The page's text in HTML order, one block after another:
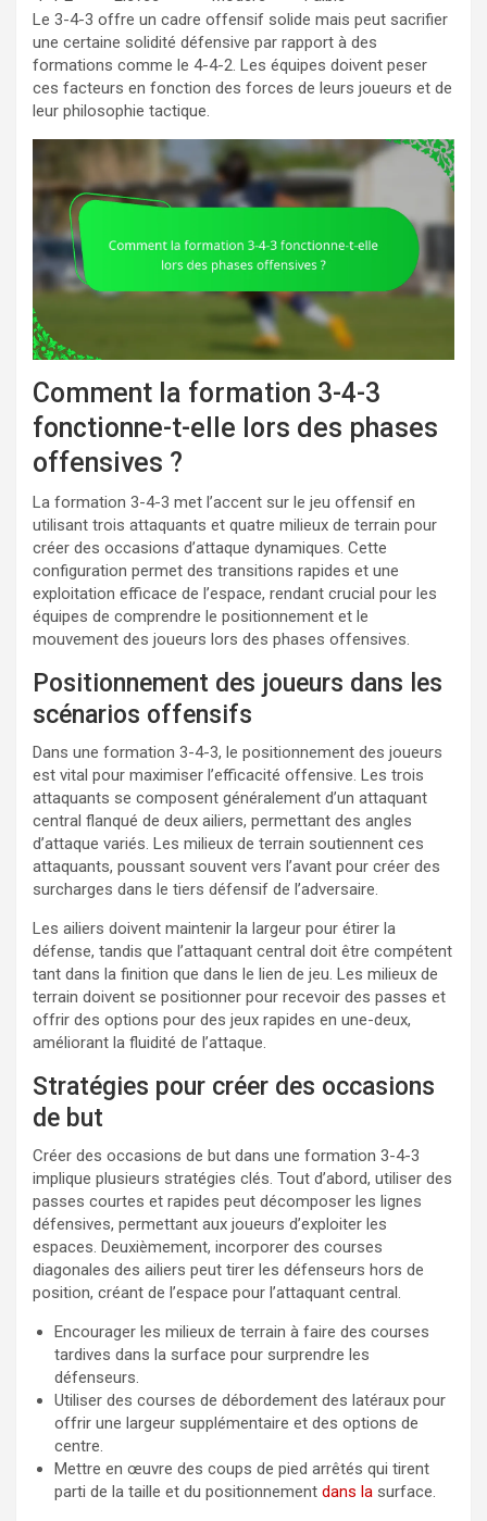
Le 3-4-3 offre un cadre offensif solide mais peut sacrifier
une certaine solidité défensive par rapport à des
formations comme le 4-4-2. Les équipes doivent peser
ces facteurs en fonction des forces de leurs joueurs et de
leur philosophie tactique.
Comment la formation 3-4-3
fonctionne-t-elle lors des phases
offensives ?
La formation 3-4-3 met l’accent sur le jeu offensif en
utilisant trois attaquants et quatre milieux de terrain pour
créer des occasions d’attaque dynamiques. Cette
configuration permet des transitions rapides et une
exploitation efficace de l’espace, rendant crucial pour les
équipes de comprendre le positionnement et le
mouvement des joueurs lors des phases offensives.
Positionnement des joueurs dans les
scénarios offensifs
Dans une formation 3-4-3, le positionnement des joueurs
est vital pour maximiser l’efficacité offensive. Les trois
attaquants se composent généralement d’un attaquant
central flanqué de deux ailiers, permettant des angles
d’attaque variés. Les milieux de terrain soutiennent ces
attaquants, poussant souvent vers l’avant pour créer des
surcharges dans le tiers défensif de l’adversaire.
Les ailiers doivent maintenir la largeur pour étirer la
défense, tandis que l’attaquant central doit être compétent
tant dans la finition que dans le lien de jeu. Les milieux de
terrain doivent se positionner pour recevoir des passes et
offrir des options pour des jeux rapides en une-deux,
améliorant la fluidité de l’attaque.
Stratégies pour créer des occasions
de but
Créer des occasions de but dans une formation 3-4-3
implique plusieurs stratégies clés. Tout d’abord, utiliser des
passes courtes et rapides peut décomposer les lignes
défensives, permettant aux joueurs d’exploiter les
espaces. Deuxièmement, incorporer des courses
diagonales des ailiers peut tirer les défenseurs hors de
position, créant de l’espace pour l’attaquant central.
Encourager les milieux de terrain à faire des courses
tardives dans la surface pour surprendre les
défenseurs.
Utiliser des courses de débordement des latéraux pour
offrir une largeur supplémentaire et des options de
centre.
Mettre en œuvre des coups de pied arrêtés qui tirent
parti de la taille et du positionnement dans la surface.